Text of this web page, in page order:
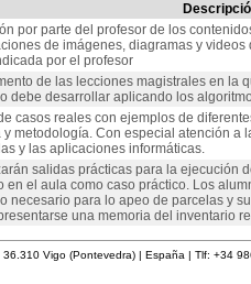
por parte del profesor de los
de imágenes, diagramas y
por el profesor
de las lecciones magistrales en la
debe desarrollar aplicando los
casos reales con ejemplos de
y metodología. Con especial atención a
y las aplicaciones informáticas.
salidas prácticas para la ejecución
en el aula como caso práctico. Los
necesario para lo apeo de parcelas y
una memoria del inventario
Vigo (Pontevedra) | España | Tlf: +34